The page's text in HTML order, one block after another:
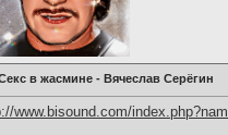
в жасмине - Вячеслав Серёгин
www.bisound.com/